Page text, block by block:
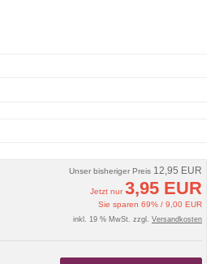
Unser bisheriger Preis 12,95 EUR
Jetzt nur3,95 EUR
Sie sparen 69% / 9,00 EUR
inkl. 19 % MwSt. zzgl. Versandkosten